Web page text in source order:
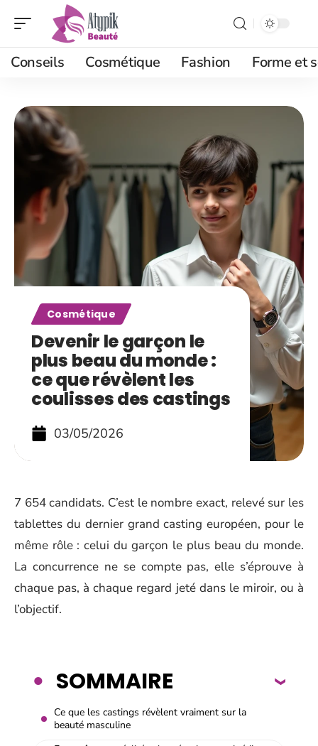
Conseils Cosmétique Fashion Forme et
Cosmétique
Devenir le garçon le
plus beau du monde :
ce que révèlent les
coulisses des castings
03/05/2026
7 654 candidats. C’est le nombre exact, relevé sur les
tablettes du dernier grand casting européen, pour le
même rôle : celui du garçon le plus beau du monde.
La concurrence ne se compte pas, elle s’éprouve à
chaque pas, à chaque regard jeté dans le miroir, ou à
l’objectif.
SOMMAIRE
Ce que les castings révèlent vraiment sur la
beauté masculine